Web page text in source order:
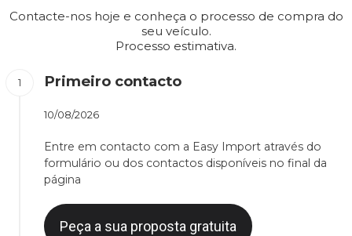
Contacte-nos hoje e conheça o processo de compra do
seu veículo.
Processo estimativa.
Primeiro contacto
10/08/2026
Entre em contacto com a Easy Import através do
formulário ou dos contactos disponíveis no final da
página
Peça a sua proposta gratuita